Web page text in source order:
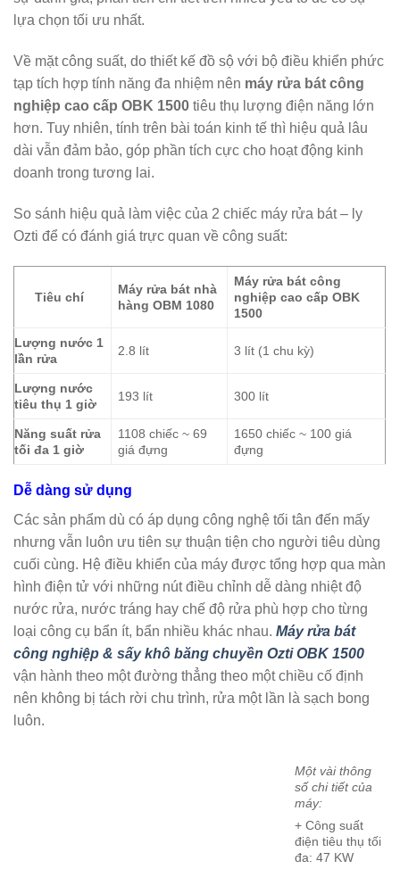
lựa chọn tối ưu nhất.
Về mặt công suất, do thiết kế đồ sộ với bộ điều khiển phức
tạp tích hợp tính năng đa nhiệm nên máy rửa bát công
nghiệp cao cấp OBK 1500 tiêu thụ lượng điện năng lớn
hơn. Tuy nhiên, tính trên bài toán kinh tế thì hiệu quả lâu
dài vẫn đảm bảo, góp phần tích cực cho hoạt động kinh
doanh trong tương lai.
So sánh hiệu quả làm việc của 2 chiếc máy rửa bát – ly
Ozti để có đánh giá trực quan về công suất:
Tiêu chí
Máy rửa bát nhà
hàng OBM 1080
Máy rửa bát công
nghiệp cao cấp OBK
1500
Lượng nước 1
lần rửa
2.8 lít 3 lít (1 chu kỳ)
Lượng nước
tiêu thụ 1 giờ
193 lít 300 lít
Năng suất rửa
tối đa 1 giờ
1108 chiếc ~ 69
giá đựng
1650 chiếc ~ 100 giá
đựng
Dễ dàng sử dụng
Các sản phẩm dù có áp dụng công nghệ tối tân đến mấy
nhưng vẫn luôn ưu tiên sự thuận tiện cho người tiêu dùng
cuối cùng. Hệ điều khiển của máy được tổng hợp qua màn
hình điện tử với những nút điều chỉnh dễ dàng nhiệt độ
nước rửa, nước tráng hay chế độ rửa phù hợp cho từng
loại công cụ bẩn ít, bẩn nhiều khác nhau. Máy rửa bát
công nghiệp & sấy khô băng chuyền Ozti OBK 1500
vận hành theo một đường thẳng theo một chiều cố định
nên không bị tách rời chu trình, rửa một lần là sạch bong
luôn.
Một vài thông
số chi tiết của
máy:
+ Công suất
điện tiêu thụ tối
đa: 47 KW